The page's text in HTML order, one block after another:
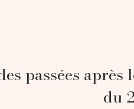
passées
du